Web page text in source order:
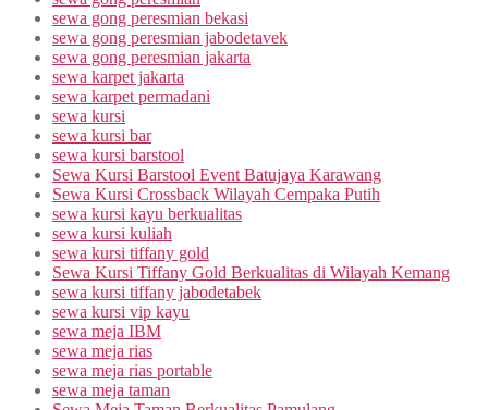
sewa gong peresmian bekasi
sewa gong peresmian jabodetavek
sewa gong peresmian jakarta
sewa karpet jakarta
sewa karpet permadani
sewa kursi
sewa kursi bar
sewa kursi barstool
Sewa Kursi Barstool Event Batujaya Karawang
Sewa Kursi Crossback Wilayah Cempaka Putih
sewa kursi kayu berkualitas
sewa kursi kuliah
sewa kursi tiffany gold
Sewa Kursi Tiffany Gold Berkualitas di Wilayah Kemang
sewa kursi tiffany jabodetabek
sewa kursi vip kayu
sewa meja IBM
sewa meja rias
sewa meja rias portable
sewa meja taman